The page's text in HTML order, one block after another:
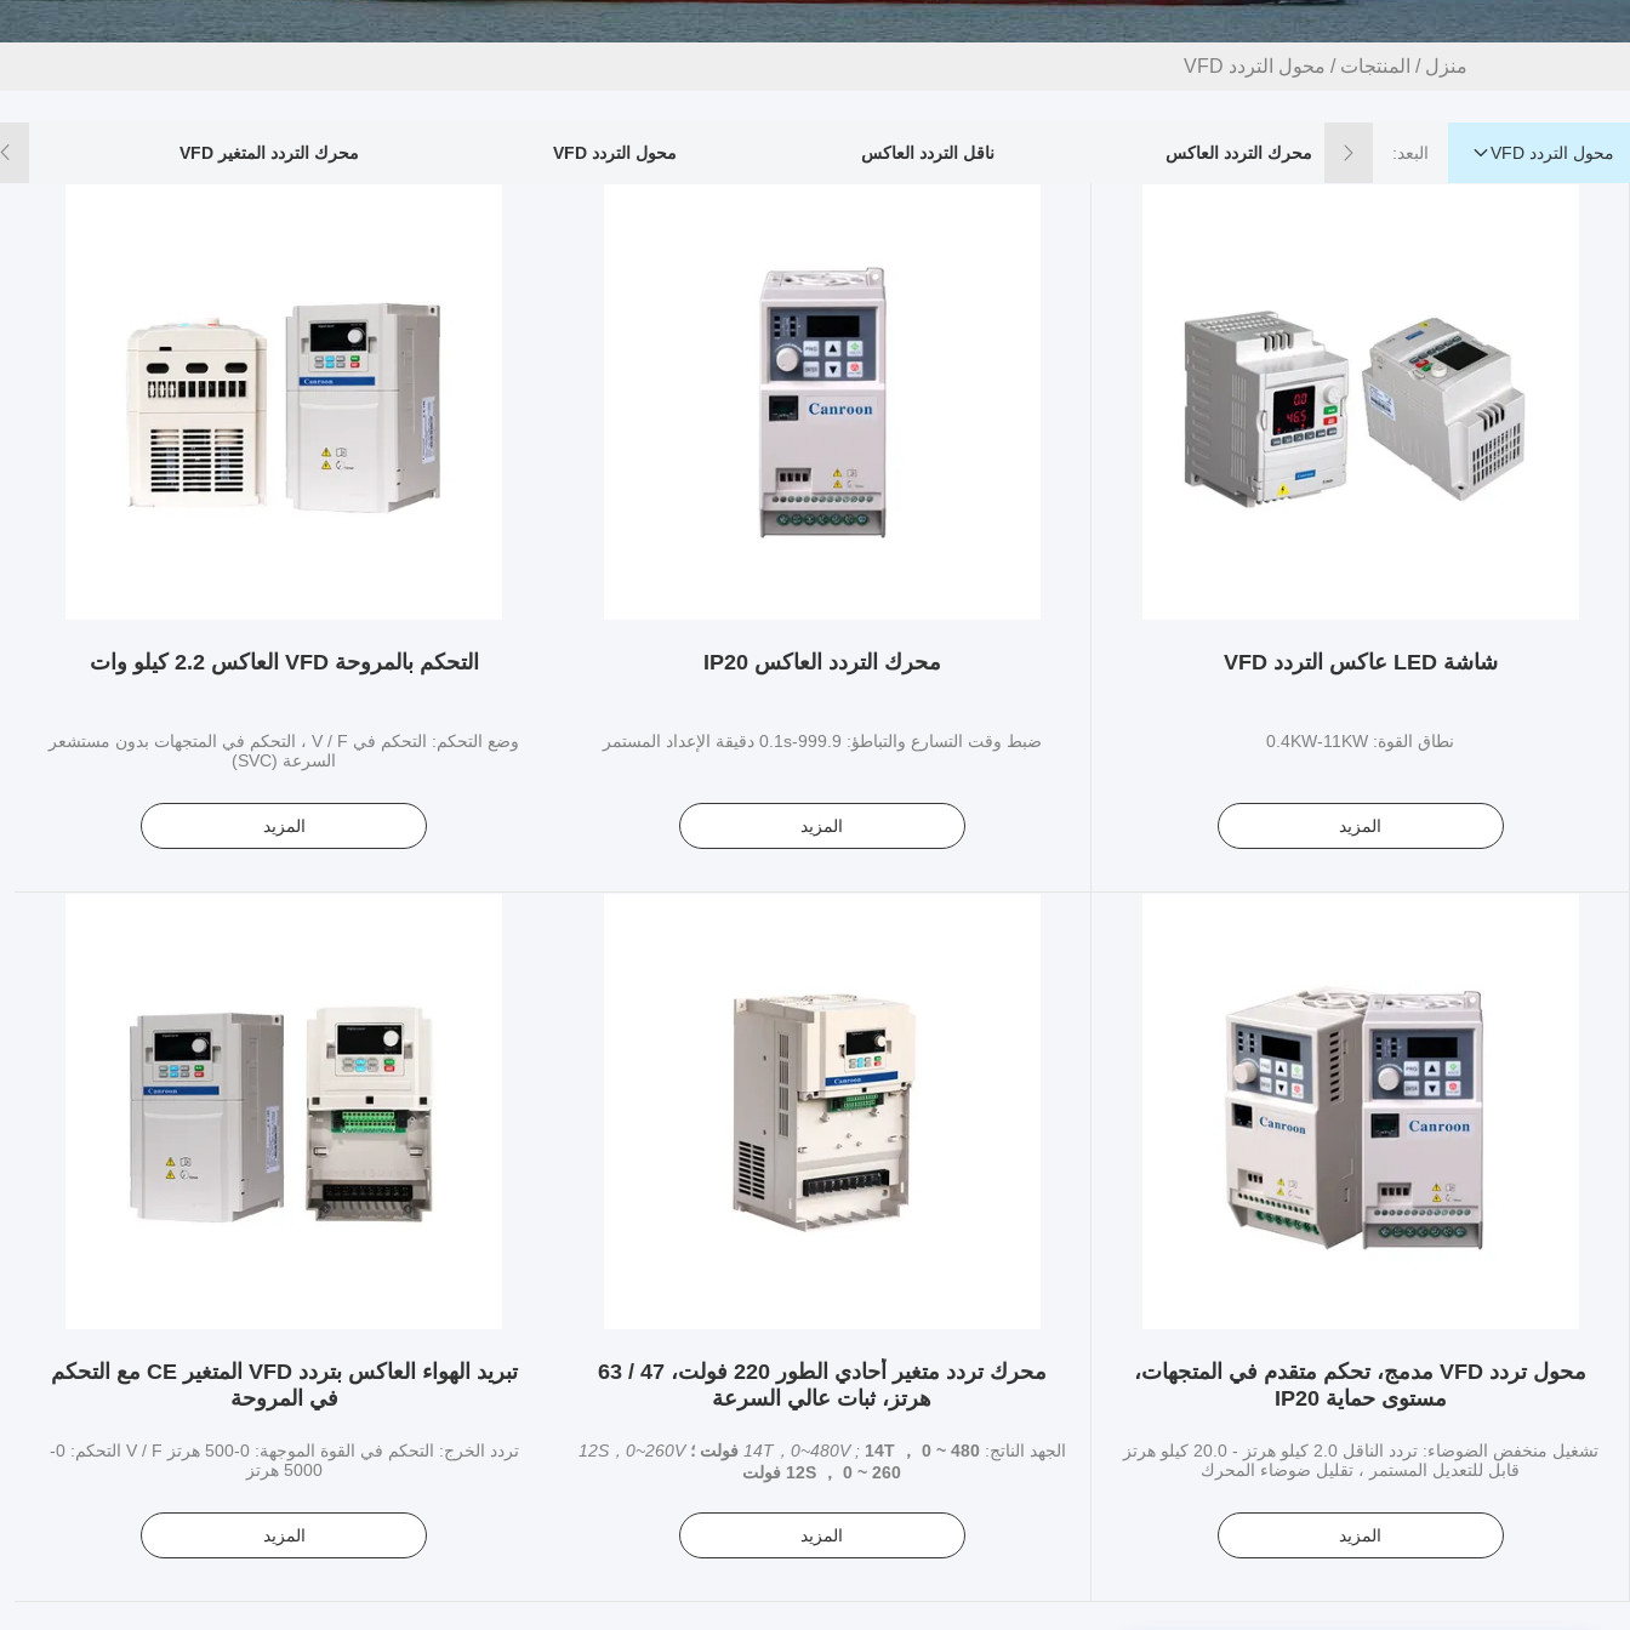
منزل / المنتجات / محول التردد VFD
محول التردد VFD البعد: محرك التردد العاكس ناقل التردد العاكس محول التردد VFD محرك التردد المتغير VFD
شاشة LED عاكس التردد VFD
نطاق القوة: 0.4KW-11KW
المزيد
محرك التردد العاكس IP20
ضبط وقت التسارع والتباطؤ: 0.1s-999.9 دقيقة الإعداد المستمر
المزيد
التحكم بالمروحة VFD العاكس 2.2 كيلو وات
وضع التحكم: التحكم في V / F ، التحكم في المتجهات بدون مستشعر
السرعة (SVC)
المزيد
محول تردد VFD مدمج، تحكم متقدم في المتجهات،
مستوى حماية IP20
تشغيل منخفض الضوضاء: تردد الناقل 2.0 كيلو هرتز - 20.0 كيلو هرتز
قابل للتعديل المستمر ، تقليل ضوضاء المحرك
المزيد
محرك تردد متغير أحادي الطور 220 فولت، 47 / 63
هرتز، ثبات عالي السرعة
الجهد الناتج: 14T，0~480V ; 14T ， 0 ~ 480 فولت ؛
12S，0~260V
12S ， 0 ~ 260 فولت
المزيد
تبريد الهواء العاكس بتردد VFD المتغير CE مع التحكم
في المروحة
تردد الخرج: التحكم في القوة الموجهة: 0-500 هرتز V / F التحكم: 0-
5000 هرتز
المزيد